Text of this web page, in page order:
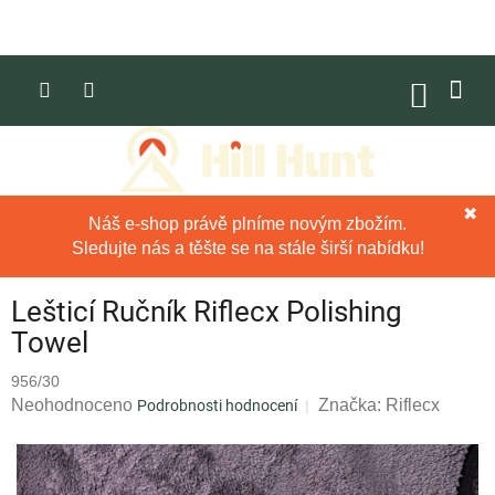
obsah
Náš e-shop právě plníme novým zbožím.
Sledujte nás a těšte se na stále širší nabídku!
✖
Lešticí Ručník Riflecx Polishing
Towel
956/30
Průměrné
produktu
je
Neohodnoceno Podrobnosti hodnocení Značka: Riflecx